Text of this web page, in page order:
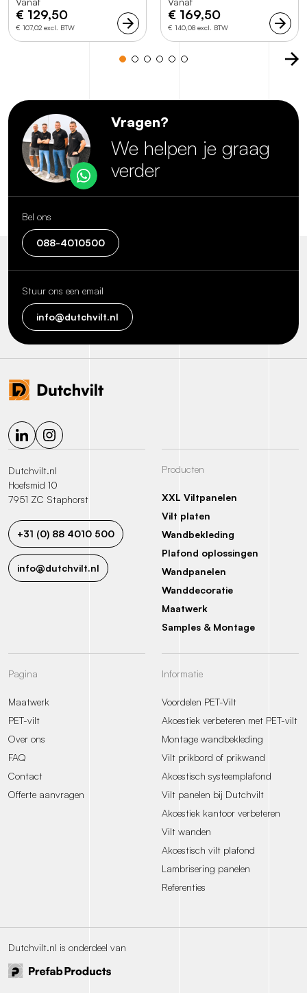
€ 129,50
€ 107,02 excl. BTW
€ 169,50
€ 140,08 excl. BTW
Vragen?
We helpen je graag
verder
Bel ons
088-4010500
Stuur ons een email
info@dutchvilt.nl
Dutchvilt.nl
Hoefsmid 10
7951 ZC Staphorst
+31 (0) 88 4010 500
info@dutchvilt.nl
Producten
XXL Viltpanelen
Vilt platen
Wandbekleding
Plafond oplossingen
Wandpanelen
Wanddecoratie
Maatwerk
Samples & Montage
Pagina
Maatwerk
PET-vilt
Over ons
FAQ
Contact
Offerte aanvragen
Informatie
Voordelen PET-Vilt
Akoestiek verbeteren met PET-vilt
Montage wandbekleding
Vilt prikbord of prikwand
Akoestisch systeemplafond
Vilt panelen bij Dutchvilt
Akoestiek kantoor verbeteren
Vilt wanden
Akoestisch vilt plafond
Lambrisering panelen
Referenties
Dutchvilt.nl is onderdeel van